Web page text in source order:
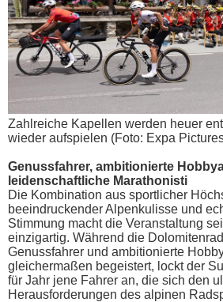
Zahlreiche Kapellen werden heuer
wieder aufspielen (Foto: Expa
Genussfahrer, ambitionierte
leidenschaftliche Marathonisti
Die Kombination aus sportlicher
beeindruckender Alpenkulisse und
Stimmung macht die Veranstaltung
einzigartig. Während die
Genussfahrer und ambitionierte
gleichermaßen begeistert, lockt der
für Jahr jene Fahrer an, die sich den
Herausforderungen des alpinen